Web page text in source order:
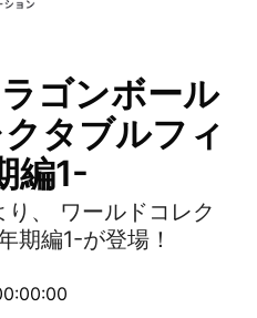
ラゴンボール
タブルフィ
編1-
り、 ワールドコレク
期編1-が登場！